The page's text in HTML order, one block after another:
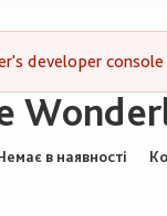
developer
в наявності